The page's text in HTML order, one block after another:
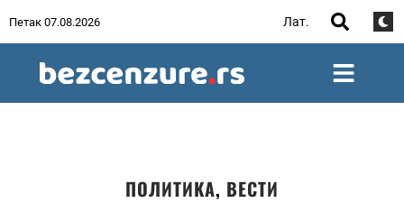
Петак 07.08.2026 Лат.
ПОЛИТИКА, ВЕСТИ